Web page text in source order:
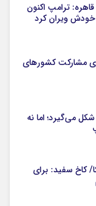
ترامپ اکنون
خودش ویران کرد
مشارکت کشورهای
می‌گیرد؛ اما نه
کاخ سفید: برای